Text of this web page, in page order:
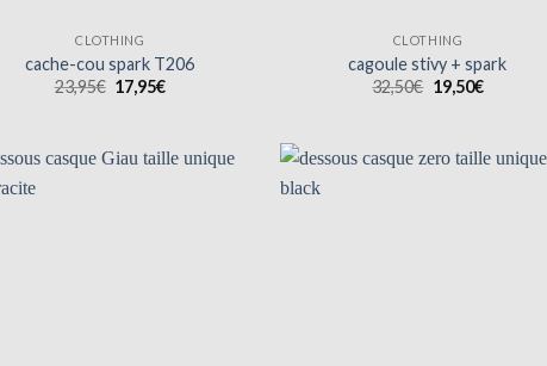
CLOTHING
cache-cou spark T206
23,95€ Le
prix
23,95€.
17,95€Le
17,95€.
CLOTHING
cagoule stivy + spark
32,50€ Le
prix
32,50€.
19,50€Le
19,50€.